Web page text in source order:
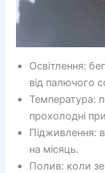
Освітлення:
від палючого
Температура:
прохолодні
Підживлення:
на місяць.
Полив: коли